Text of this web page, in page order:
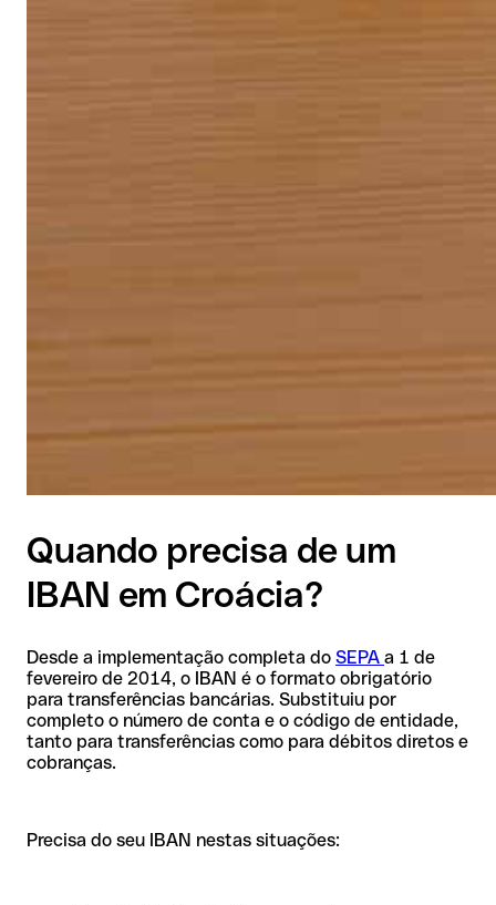
Quando precisa de um
IBAN em Croácia?
Desde a implementação completa do SEPA a 1 de
fevereiro de 2014, o IBAN é o formato obrigatório
para transferências bancárias. Substituiu por
completo o número de conta e o código de entidade,
tanto para transferências como para débitos diretos e
cobranças.
Precisa do seu IBAN nestas situações: